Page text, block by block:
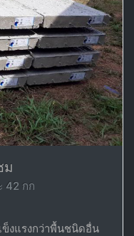
ม
42 กก
งแรงกว่าพื้นชนิดอื่น